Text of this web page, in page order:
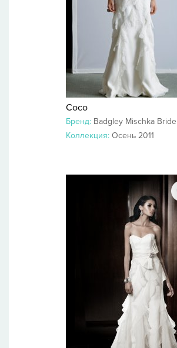
Coco
Бренд: Badgley Mischka Bride
Коллекция: Осень 2011